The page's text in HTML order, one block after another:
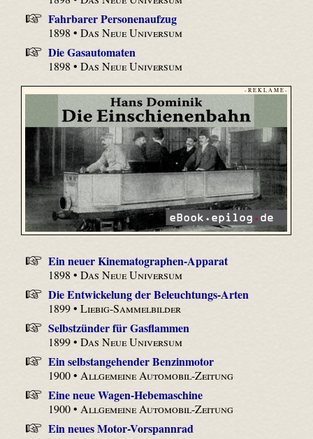
Fahrbarer Personenaufzug
1898 •Das Neue Universum
Die Gasautomaten
1898 •Das Neue Universum
- R E K L A M E -
Ein neuer Kinematographen-Apparat
1898 •Das Neue Universum
Die Entwickelung der Beleuchtungs-Arten
1899 •Liebig-Sammelbilder
Selbstzünder für Gasflammen
1899 •Das Neue Universum
Ein selbstangehender Benzinmotor
1900 • Allgemeine Automobil-Zeitung
Eine neue Wagen-Hebemaschine
1900 • Allgemeine Automobil-Zeitung
Ein neues Motor-Vorspannrad